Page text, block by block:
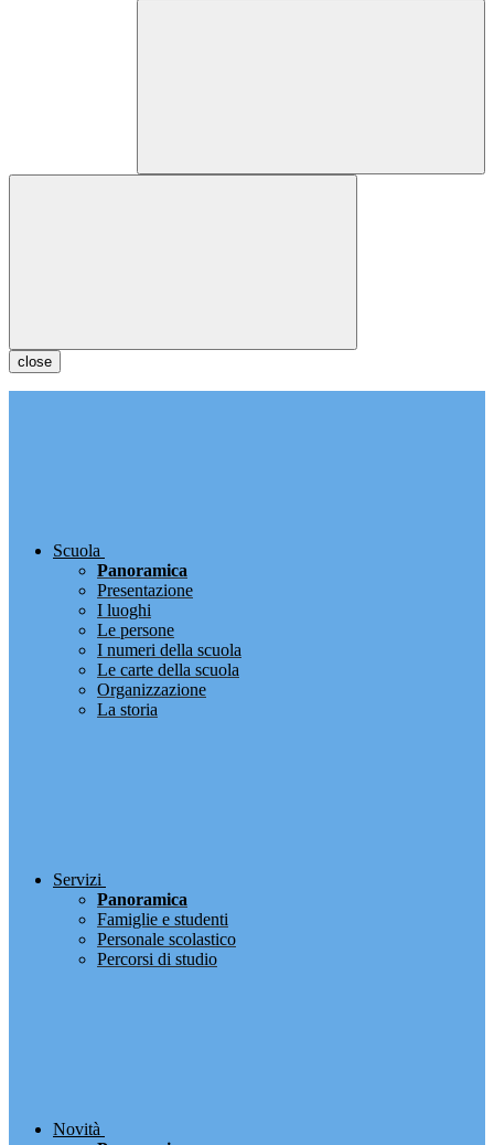
close
Scuola
Panoramica
Presentazione
I luoghi
Le persone
I numeri della scuola
Le carte della scuola
Organizzazione
La storia
Servizi
Panoramica
Famiglie e studenti
Personale scolastico
Percorsi di studio
Novità